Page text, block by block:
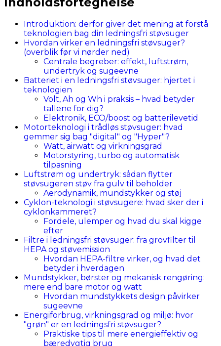
Introduktion: derfor giver det mening at forstå
teknologien bag din ledningsfri støvsuger
Hvordan virker en ledningsfri støvsuger?
(overblik før vi nørder ned)
Centrale begreber: effekt, luftstrøm,
undertryk og sugeevne
Batteriet i en ledningsfri støvsuger: hjertet i
teknologien
Volt, Ah og Wh i praksis – hvad betyder
tallene for dig?
Elektronik, ECO/boost og batterilevetid
Motorteknologi i trådløs støvsuger: hvad
gemmer sig bag "digital" og "Hyper"?
Watt, airwatt og virkningsgrad
Motorstyring, turbo og automatisk
tilpasning
Luftstrøm og undertryk: sådan flytter
støvsugeren støv fra gulv til beholder
Aerodynamik, mundstykker og støj
Cyklon-teknologi i støvsugere: hvad sker der i
cyklonkammeret?
Fordele, ulemper og hvad du skal kigge
efter
Filtre i ledningsfri støvsuger: fra grovfilter til
HEPA og støvemission
Hvordan HEPA-filtre virker, og hvad det
betyder i hverdagen
Mundstykker, børster og mekanisk rengøring:
mere end bare motor og watt
Hvordan mundstykkets design påvirker
sugeevne
Energiforbrug, virkningsgrad og miljø: hvor
"grøn" er en ledningsfri støvsuger?
Praktiske tips til mere energieffektiv og
bæredygtig brug